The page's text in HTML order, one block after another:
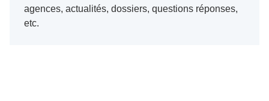
agences, actualités, dossiers, questions réponses,
etc.